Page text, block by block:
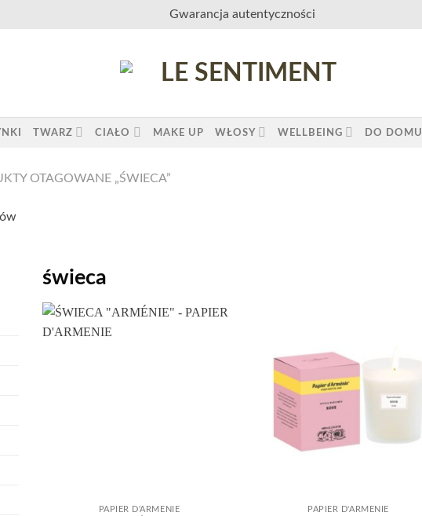
Gwarancja autentyczności
TWARZ CIAŁO MAKE UP WŁOSY WELLBEING DO DOMU
OTAGOWANE „ŚWIECA”
świeca
PAPIER D'ARMENIE PAPIER D'ARMENIE